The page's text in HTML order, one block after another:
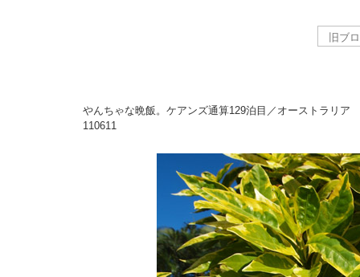
やんちゃな晩飯。ケアンズ通算129泊目／オーストラリア
110611